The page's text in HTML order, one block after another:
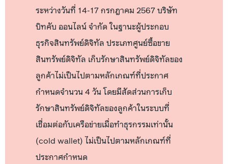
ระหว่างวันที่ 14-17 กรกฎาคม 2567 บริษัท
บิทคับ ออนไลน์ จำกัด ในฐานะผู้ประกอบ
ธุรกิจสินทรัพย์ดิจิทัล ประเภทศูนย์ซื้อขาย
สินทรัพย์ดิจิทัล เก็บรักษาสินทรัพย์ดิจิทัลของ
ลูกค้าไม่เป็นไปตามหลักเกณฑ์ที่ประกาศ
กำหนดจำนวน 4 วัน โดยมีสัดส่วนการเก็บ
รักษาสินทรัพย์ดิจิทัลของลูกค้าในระบบที่
เชื่อมต่อกับเครือข่ายเมื่อทำธุรกรรมเท่านั้น
(cold wallet) ไม่เป็นไปตามหลักเกณฑ์ที่
ประกาศกำหนด